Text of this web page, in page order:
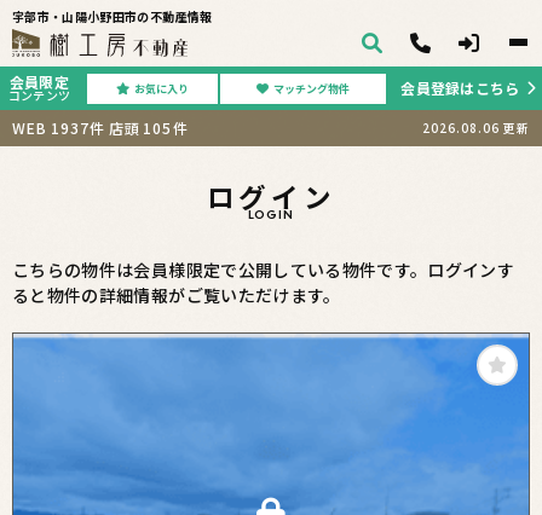
宇部市・山陽小野田市の不動産情報
会員限定
コンテンツ お気に入り マッチング物件
会員登録はこちら
WEB 1937件 店頭 105件 2026.08.06 更新
ログイン
LOGIN
こちらの物件は会員様限定で公開している物件です。ログインす
ると物件の詳細情報がご覧いただけます。